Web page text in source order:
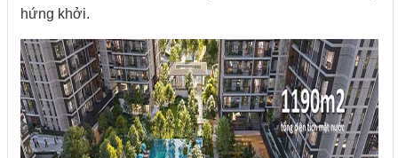
hứng khởi.